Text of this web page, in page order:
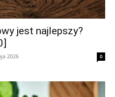
jest najlepszy?
2026 0